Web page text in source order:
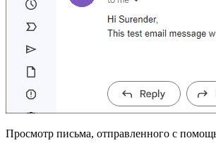
Просмотр письма, отправленного с